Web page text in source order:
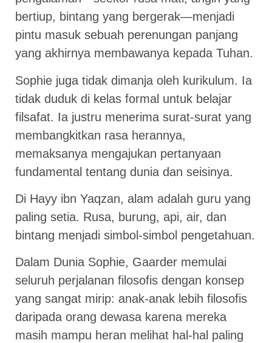
bertiup, bintang yang bergerak—menjadi
pintu masuk sebuah perenungan panjang
yang akhirnya membawanya kepada Tuhan.
Sophie juga tidak dimanja oleh kurikulum. Ia
tidak duduk di kelas formal untuk belajar
filsafat. Ia justru menerima surat-surat yang
membangkitkan rasa herannya,
memaksanya mengajukan pertanyaan
fundamental tentang dunia dan seisinya.
Di Hayy ibn Yaqzan, alam adalah guru yang
paling setia. Rusa, burung, api, air, dan
bintang menjadi simbol-simbol pengetahuan.
Dalam Dunia Sophie, Gaarder memulai
seluruh perjalanan filosofis dengan konsep
yang sangat mirip: anak-anak lebih filosofis
daripada orang dewasa karena mereka
masih mampu heran melihat hal-hal paling